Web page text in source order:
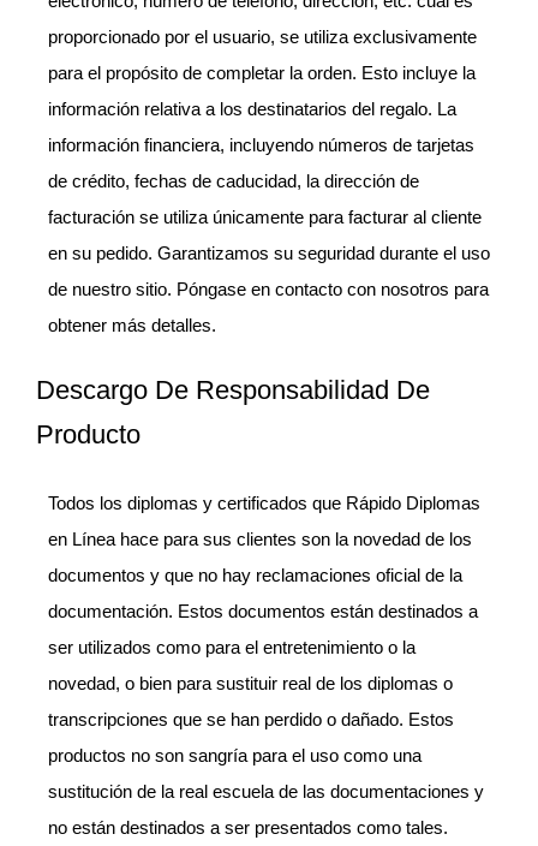
proporcionado por el usuario, se utiliza exclusivamente
para el propósito de completar la orden. Esto incluye la
información relativa a los destinatarios del regalo. La
información financiera, incluyendo números de tarjetas
de crédito, fechas de caducidad, la dirección de
facturación se utiliza únicamente para facturar al cliente
en su pedido. Garantizamos su seguridad durante el uso
de nuestro sitio. Póngase en contacto con nosotros para
obtener más detalles.
Descargo De Responsabilidad De
Producto
Todos los diplomas y certificados que Rápido Diplomas
en Línea hace para sus clientes son la novedad de los
documentos y que no hay reclamaciones oficial de la
documentación. Estos documentos están destinados a
ser utilizados como para el entretenimiento o la
novedad, o bien para sustituir real de los diplomas o
transcripciones que se han perdido o dañado. Estos
productos no son sangría para el uso como una
sustitución de la real escuela de las documentaciones y
no están destinados a ser presentados como tales.